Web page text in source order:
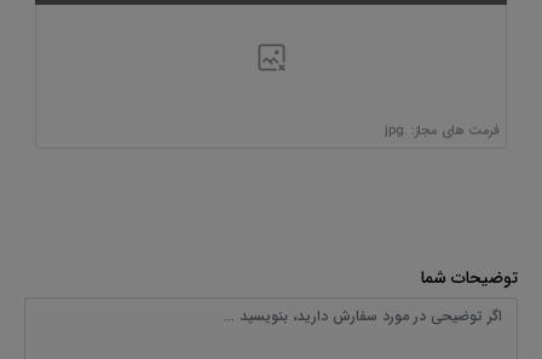
فرمت های مجاز: .jpg
توضیحات شما